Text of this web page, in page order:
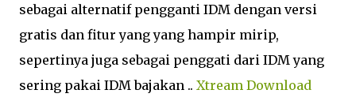
sebagai alternatif pengganti IDM dengan versi
gratis dan fitur yang yang hampir mirip,
sepertinya juga sebagai penggati dari IDM yang
sering pakai IDM bajakan .. Xtream Download